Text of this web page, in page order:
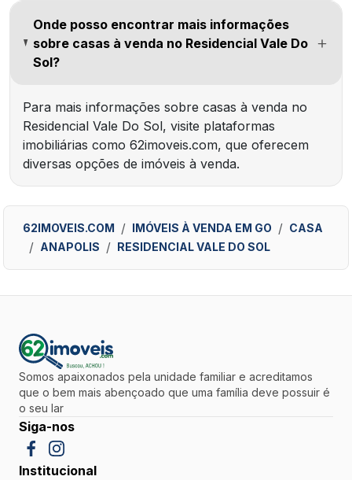
Onde posso encontrar mais informações
sobre casas à venda no Residencial Vale Do
Sol?
Para mais informações sobre casas à venda no
Residencial Vale Do Sol, visite plataformas
imobiliárias como 62imoveis.com, que oferecem
diversas opções de imóveis à venda.
62IMOVEIS.COM IMÓVEIS À VENDA EM GO
CASA
ANAPOLIS
RESIDENCIAL VALE DO SOL
Somos apaixonados pela unidade familiar e acreditamos
que o bem mais abençoado que uma família deve possuir é
o seu lar
Siga-nos
Institucional